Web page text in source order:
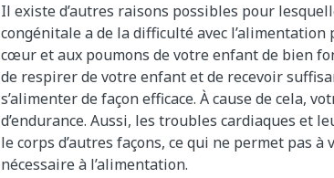
Il existe d’autres raisons possibles pour
congénitale a de la difficulté avec
cœur et aux poumons de votre enfant de bien
de respirer de votre enfant et de recevoir
s’alimenter de façon efficace. À cause de cela,
d’endurance. Aussi, les troubles cardiaques et
le corps d’autres façons, ce qui ne permet pas
nécessaire à l’alimentation.